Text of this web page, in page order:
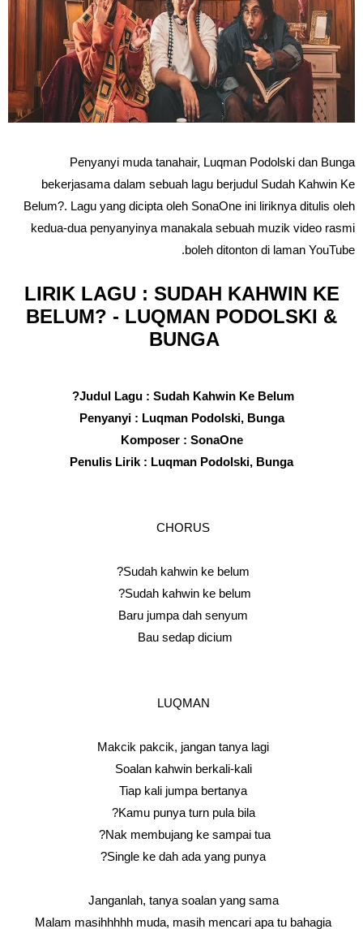
Penyanyi muda tanahair, Luqman Podolski dan Bunga
bekerjasama dalam sebuah lagu berjudul Sudah Kahwin Ke
Belum?. Lagu yang dicipta oleh SonaOne ini liriknya ditulis oleh
kedua-dua penyanyinya manakala sebuah muzik video rasmi
boleh ditonton di laman YouTube.
LIRIK LAGU : SUDAH KAHWIN KE
BELUM? - LUQMAN PODOLSKI &
BUNGA
Judul Lagu : Sudah Kahwin Ke Belum?
Penyanyi : Luqman Podolski, Bunga
Komposer : SonaOne
Penulis Lirik : Luqman Podolski, Bunga
CHORUS
Sudah kahwin ke belum?
Sudah kahwin ke belum?
Baru jumpa dah senyum
Bau sedap dicium
LUQMAN
Makcik pakcik, jangan tanya lagi
Soalan kahwin berkali-kali
Tiap kali jumpa bertanya
Kamu punya turn pula bila?
Nak membujang ke sampai tua?
Single ke dah ada yang punya?
Janganlah, tanya soalan yang sama
Malam masihhhhh muda, masih mencari apa tu bahagia